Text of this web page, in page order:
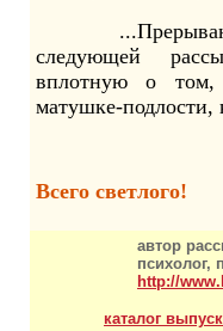
следующей
вплотную о том,
матушке-подлости,
Всего светлого!
автор
психолог,
http://
каталог